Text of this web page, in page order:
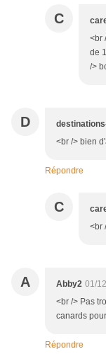
C
<br
de
/>
D
<br /> bien
Répondre
C
<br
A Abby2 01/
<br /> Pas
canards
Répondre